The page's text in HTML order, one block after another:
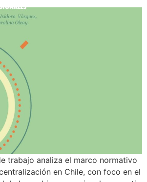
trabajo analiza el marco normativo
en Chile, con foco en el